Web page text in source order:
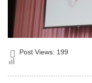
Post Views: 199